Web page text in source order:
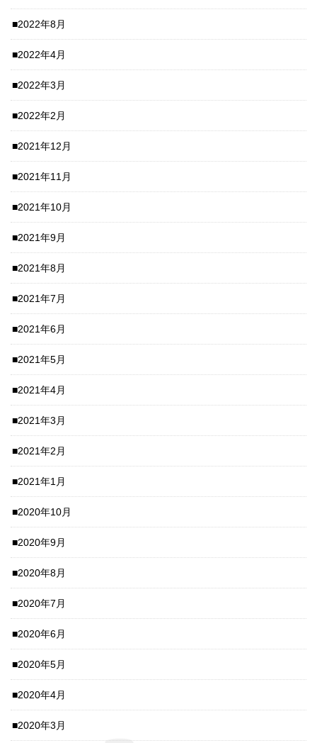
2022年8月
2022年4月
2022年3月
2022年2月
2021年12月
2021年11月
2021年10月
2021年9月
2021年8月
2021年7月
2021年6月
2021年5月
2021年4月
2021年3月
2021年2月
2021年1月
2020年10月
2020年9月
2020年8月
2020年7月
2020年6月
2020年5月
2020年4月
2020年3月